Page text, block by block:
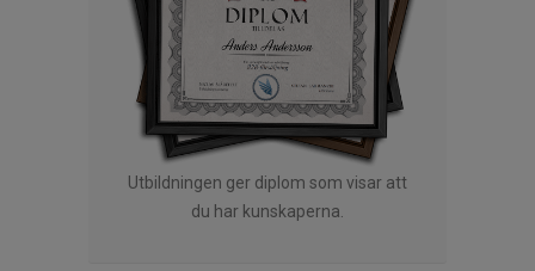
Utbildningen ger diplom som visar att
du har kunskaperna.